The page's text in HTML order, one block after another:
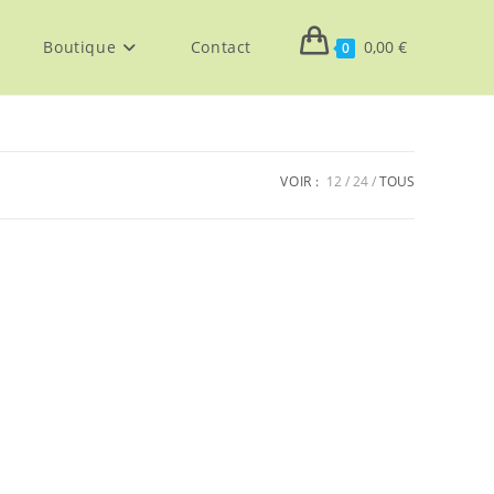
Boutique Contact 0 0,00 €
VOIR : 12 24 TOUS